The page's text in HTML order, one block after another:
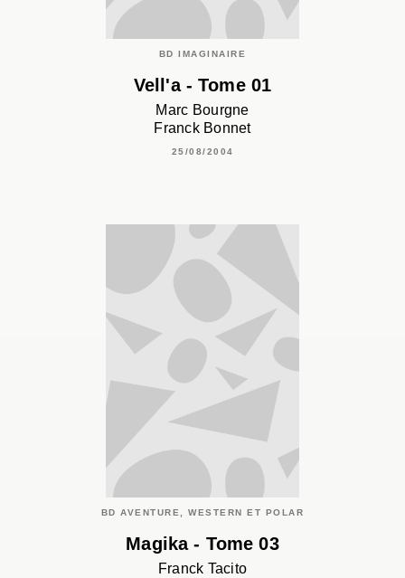
BD IMAGINAIRE
Vell'a - Tome 01
Marc Bourgne
Franck Bonnet
25/08/2004
BD AVENTURE, WESTERN ET POLAR
Magika - Tome 03
Franck Tacito